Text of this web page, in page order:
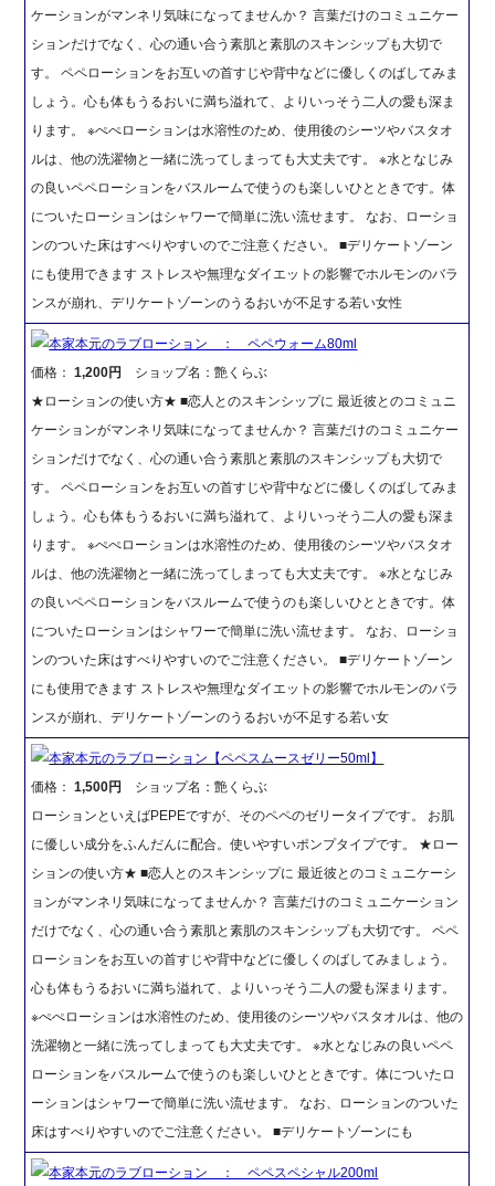
ケーションがマンネリ気味になってませんか？ 言葉だけのコミュニケー
ションだけでなく、心の通い合う素肌と素肌のスキンシップも大切で
す。 ペペローションをお互いの首すじや背中などに優しくのばしてみま
しょう。心も体もうるおいに満ち溢れて、よりいっそう二人の愛も深ま
ります。 ※ぺぺローションは水溶性のため、使用後のシーツやバスタオ
ルは、他の洗濯物と一緒に洗ってしまっても大丈夫です。 ※水となじみ
の良いペペローションをバスルームで使うのも楽しいひとときです。体
についたローションはシャワーで簡単に洗い流せます。 なお、ローショ
ンのついた床はすべりやすいのでご注意ください。 ■デリケートゾーン
にも使用できます ストレスや無理なダイエットの影響でホルモンのバラ
ンスが崩れ、デリケートゾーンのうるおいが不足する若い女性
本家本元のラブローション ： ペペウォーム80ml
価格：1,200円
ショップ名：艶くらぶ
★ローションの使い方★ ■恋人とのスキンシップに 最近彼とのコミュニ
ケーションがマンネリ気味になってませんか？ 言葉だけのコミュニケー
ションだけでなく、心の通い合う素肌と素肌のスキンシップも大切で
す。 ペペローションをお互いの首すじや背中などに優しくのばしてみま
しょう。心も体もうるおいに満ち溢れて、よりいっそう二人の愛も深ま
ります。 ※ぺぺローションは水溶性のため、使用後のシーツやバスタオ
ルは、他の洗濯物と一緒に洗ってしまっても大丈夫です。 ※水となじみ
の良いペペローションをバスルームで使うのも楽しいひとときです。体
についたローションはシャワーで簡単に洗い流せます。 なお、ローショ
ンのついた床はすべりやすいのでご注意ください。 ■デリケートゾーン
にも使用できます ストレスや無理なダイエットの影響でホルモンのバラ
ンスが崩れ、デリケートゾーンのうるおいが不足する若い女
本家本元のラブローション【ペペスムースゼリー50ml】
価格：1,500円
ショップ名：艶くらぶ
ローションといえばPEPEですが、そのペペのゼリータイプです。 お肌
に優しい成分をふんだんに配合。使いやすいポンプタイプです。 ★ロー
ションの使い方★ ■恋人とのスキンシップに 最近彼とのコミュニケーシ
ョンがマンネリ気味になってませんか？ 言葉だけのコミュニケーション
だけでなく、心の通い合う素肌と素肌のスキンシップも大切です。 ペペ
ローションをお互いの首すじや背中などに優しくのばしてみましょう。
心も体もうるおいに満ち溢れて、よりいっそう二人の愛も深まります。
※ぺぺローションは水溶性のため、使用後のシーツやバスタオルは、他の
洗濯物と一緒に洗ってしまっても大丈夫です。 ※水となじみの良いペペ
ローションをバスルームで使うのも楽しいひとときです。体についたロ
ーションはシャワーで簡単に洗い流せます。 なお、ローションのついた
床はすべりやすいのでご注意ください。 ■デリケートゾーンにも
本家本元のラブローション ： ペペスペシャル200ml